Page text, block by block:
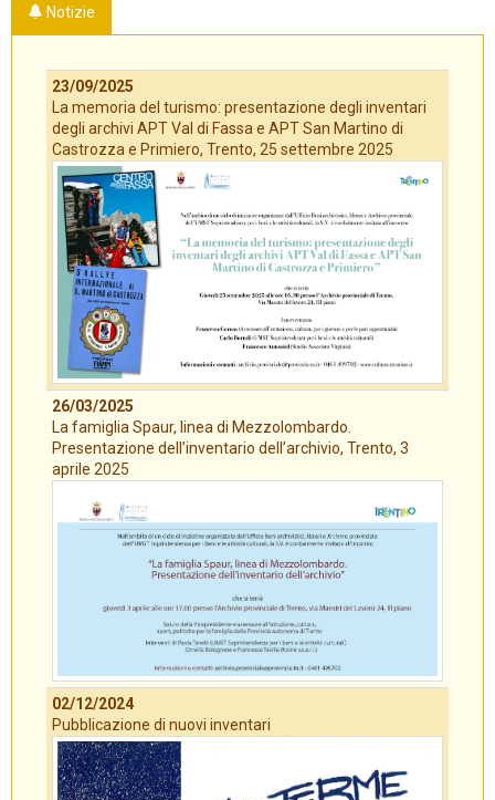
Notizie
23/09/2025
La memoria del turismo: presentazione degli inventari
degli archivi APT Val di Fassa e APT San Martino di
Castrozza e Primiero, Trento, 25 settembre 2025
26/03/2025
La famiglia Spaur, linea di Mezzolombardo.
Presentazione dell’inventario dell’archivio, Trento, 3
aprile 2025
02/12/2024
Pubblicazione di nuovi inventari